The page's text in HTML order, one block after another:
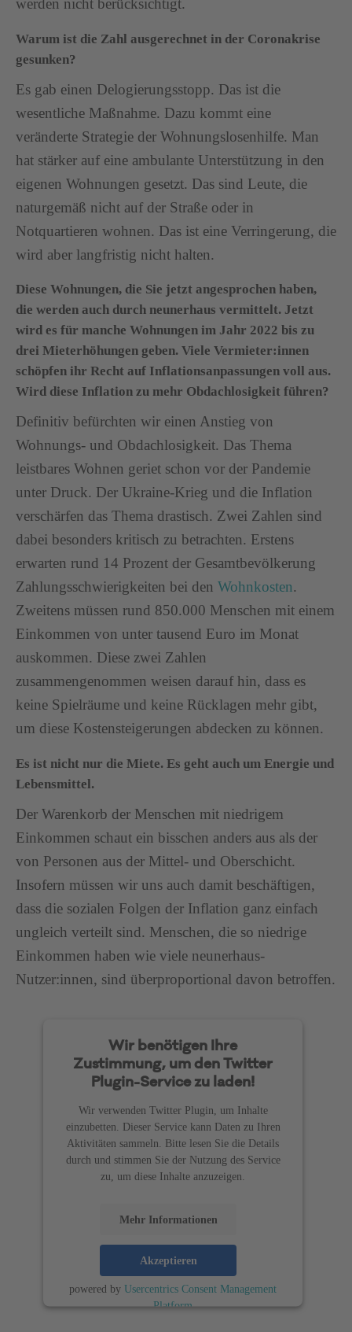
Warum ist die Zahl ausgerechnet in der Coronakrise
gesunken?
Es gab einen Delogierungsstopp. Das ist die
wesentliche Maßnahme. Dazu kommt eine
veränderte Strategie der Wohnungslosenhilfe. Man
hat stärker auf eine ambulante Unterstützung in den
eigenen Wohnungen gesetzt. Das sind Leute, die
naturgemäß nicht auf der Straße oder in
Notquartieren wohnen. Das ist eine Verringerung, die
wird aber langfristig nicht halten.
Diese Wohnungen, die Sie jetzt angesprochen haben,
die werden auch durch neunerhaus vermittelt. Jetzt
wird es für manche Wohnungen im Jahr 2022 bis zu
drei Mieterhöhungen geben. Viele Vermieter:innen
schöpfen ihr Recht auf Inflationsanpassungen voll aus.
Wird diese Inflation zu mehr Obdachlosigkeit führen?
Definitiv befürchten wir einen Anstieg von
Wohnungs- und Obdachlosigkeit. Das Thema
leistbares Wohnen geriet schon vor der Pandemie
unter Druck. Der Ukraine-Krieg und die Inflation
verschärfen das Thema drastisch. Zwei Zahlen sind
dabei besonders kritisch zu betrachten. Erstens
erwarten rund 14 Prozent der Gesamtbevölkerung
Zahlungsschwierigkeiten bei den Wohnkosten.
Zweitens müssen rund 850.000 Menschen mit einem
Einkommen von unter tausend Euro im Monat
auskommen. Diese zwei Zahlen
zusammengenommen weisen darauf hin, dass es
keine Spielräume und keine Rücklagen mehr gibt,
um diese Kostensteigerungen abdecken zu können.
Es ist nicht nur die Miete. Es geht auch um Energie und
Lebensmittel.
Der Warenkorb der Menschen mit niedrigem
Einkommen schaut ein bisschen anders aus als der
von Personen aus der Mittel- und Oberschicht.
Insofern müssen wir uns auch damit beschäftigen,
dass die sozialen Folgen der Inflation ganz einfach
ungleich verteilt sind. Menschen, die so niedrige
Einkommen haben wie viele neunerhaus-
Nutzer:innen, sind überproportional davon betroffen.
Wir benötigen Ihre
Zustimmung, um den Twitter
Plugin-Service zu laden!
Wir verwenden Twitter Plugin, um Inhalte
einzubetten. Dieser Service kann Daten zu Ihren
Aktivitäten sammeln. Bitte lesen Sie die Details
durch und stimmen Sie der Nutzung des Service
zu, um diese Inhalte anzuzeigen.
Mehr Informationen
Akzeptieren
powered by Usercentrics Consent Management
Platform